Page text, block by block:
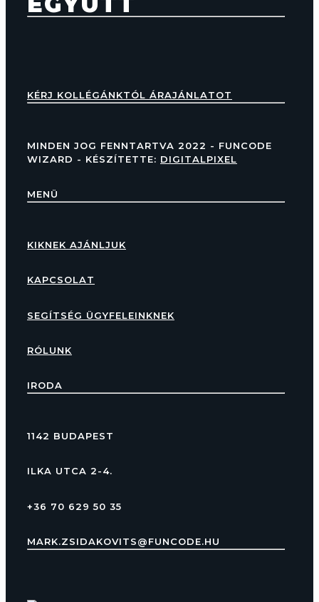
KÉRJ KOLLÉGÁNKTÓL ÁRAJÁNLATOT
MINDEN JOG FENNTARTVA 2022 - FUNCODE
WIZARD - KÉSZÍTETTE: DIGITALPIXEL
MENÜ
KIKNEK AJÁNLJUK
KAPCSOLAT
SEGÍTSÉG ÜGYFELEINKNEK
RÓLUNK
IRODA
1142 BUDAPEST
ILKA UTCA 2-4.
+36 70 629 50 35
MARK.ZSIDAKOVITS@FUNCODE.HU